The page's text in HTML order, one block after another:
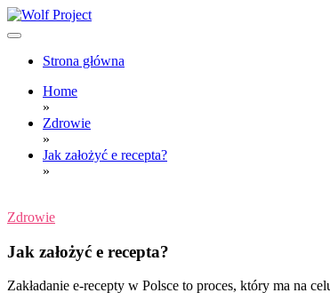
Skip
to
Wolf Project
Strona główna
Home
»
Zdrowie
»
Jak założyć e recepta?
»
Zdrowie
Jak założyć e recepta?
Zakładanie e-recepty w Polsce to proces, który ma na